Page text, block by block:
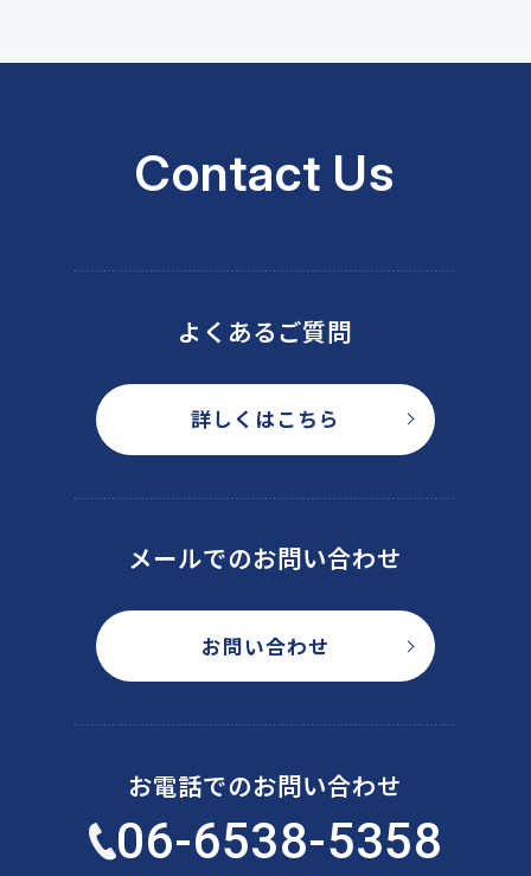
Contact Us
よくあるご質問
詳しくはこちら
メールでのお問い合わせ
お問い合わせ
お電話でのお問い合わせ
06-6538-5358